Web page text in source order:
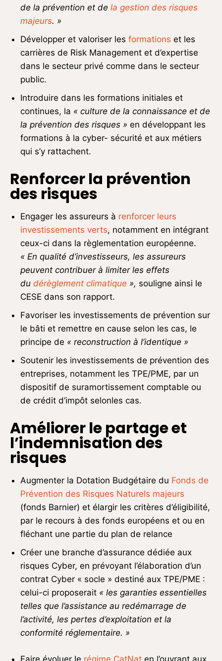
de la prévention et de la gestion des risques
majeurs. »
Développer et valoriser les formations et les
carrières de Risk Management et d’expertise
dans le secteur privé comme dans le secteur
public.
Introduire dans les formations initiales et
continues, la « culture de la connaissance et de
la prévention des risques » en développant les
formations à la cyber- sécurité et aux métiers
qui s’y rattachent.
Renforcer la prévention
des risques
Engager les assureurs à renforcer leurs
investissements verts, notamment en intégrant
ceux-ci dans la règlementation européenne.
« En qualité d’investisseurs, les assureurs
peuvent contribuer à limiter les effets
du dérèglement climatique », souligne ainsi le
CESE dans son rapport.
Favoriser les investissements de prévention sur
le bâti et remettre en cause selon les cas, le
principe de « reconstruction à l’identique »
Soutenir les investissements de prévention des
entreprises, notamment les TPE/PME, par un
dispositif de suramortissement comptable ou
de crédit d’impôt selonles cas.
Améliorer le partage et
l’indemnisation des
risques
Augmenter la Dotation Budgétaire du Fonds de
Prévention des Risques Naturels majeurs
(fonds Barnier) et élargir les critères d’éligibilité,
par le recours à des fonds européens et ou en
fléchant une partie du plan de relance
Créer une branche d’assurance dédiée aux
risques Cyber, en prévoyant l’élaboration d’un
contrat Cyber « socle » destiné aux TPE/PME :
celui-ci proposerait « les garanties essentielles
telles que l’assistance au redémarrage de
l’activité, les pertes d’exploitation et la
conformité réglementaire. »